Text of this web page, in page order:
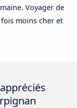
Voyager de
moins cher et